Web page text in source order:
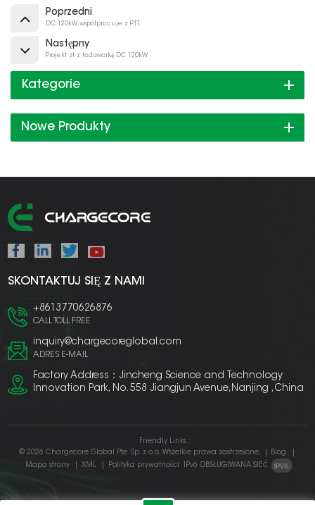
Poprzedni
DC 120kW współpracuje z PTT
Następny
Projekt zł z ładowarką DC 120kW
Kategorie
Nowe Produkty
SKONTAKTUJ SIĘ Z NAMI
+8613770626876
CALL TOLL FREE
inquiry@chargecoreglobal.com
ADRES E-MAIL
Factory Address：Jincheng Science and Technology
Innovation Park, No. 558 Jiangjun Avenue,Nanjing ,China
Friendly Links :
© 2026 Chargecore Global Pte. Sp. z o.o. Wszelkie prawa zastrzeżone.
Blog
Mapa strony
XML Polityka prywatności IPv6 OBSŁUGIWANA SIEĆ